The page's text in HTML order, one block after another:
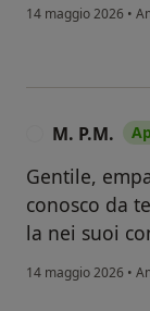
14 maggio 2026 •
M. P.M.
Gentile,
conosco da
la nei suoi
14 maggio 2026 •